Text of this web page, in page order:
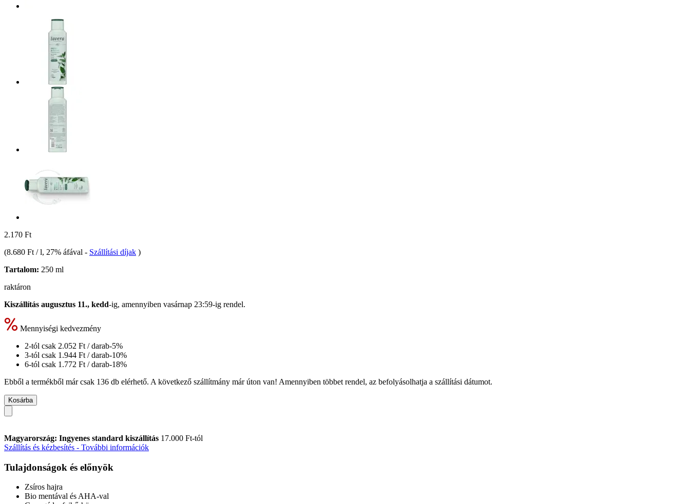
2.170 Ft
(8.680 Ft / l, 27% áfával - Szállítási díjak )
Tartalom: 250 ml
raktáron
Kiszállítás augusztus 11., kedd-ig, amennyiben vasárnap 23:59-ig rendel.
Mennyiségi kedvezmény
2-tól csak 2.052 Ft / darab-5%
3-tól csak 1.944 Ft / darab-10%
6-tól csak 1.772 Ft / darab-18%
Ebből a termékből már csak 136 db elérhető. A következő szállítmány már úton van! Amennyiben többet rendel, az befolyásolhatja a szállítási dátumot.
Kosárba
Magyarország: Ingyenes standard kiszállítás 17.000 Ft-tól
Szállítás és kézbesítés - További információk
Tulajdonságok és előnyök
Zsíros hajra
Bio mentával és AHA-val